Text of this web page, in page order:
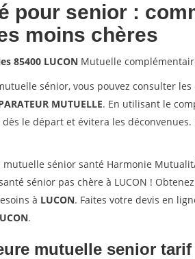
pour senior :
moins chères
85400 LUCON Mutuelle
sénior, vous pouvez consulter
MUTUELLE. En utilisant le
dès le départ et évitera les
sénior santé Harmonie
sénior pas chère à LUCON !
à LUCON. Faites votre devis en
.
mutuelle senior tarif